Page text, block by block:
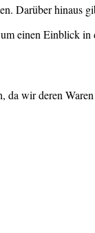
Darüber hinaus
einen Einblick
wir deren